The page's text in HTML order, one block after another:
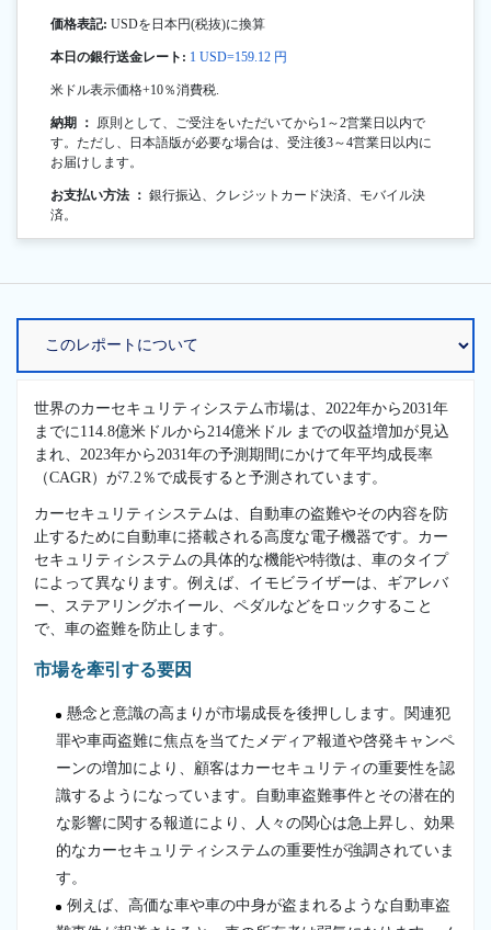
価格表記: USDを日本円(税抜)に換算
本日の銀行送金レート: 1 USD=159.12 円
米ドル表示価格+10％消費税.
納期 ： 原則として、ご受注をいただいてから1～2営業日以内で
す。ただし、日本語版が必要な場合は、受注後3～4営業日以内に
お届けします。
お支払い方法 ： 銀行振込、クレジットカード決済、モバイル決
済。
世界のカーセキュリティシステム市場は、2022年から2031年
までに114.8億米ドルから214億米ドル までの収益増加が見込
まれ、2023年から2031年の予測期間にかけて年平均成長率
（CAGR）が7.2％で成長すると予測されています。
カーセキュリティシステムは、自動車の盗難やその内容を防
止するために自動車に搭載される高度な電子機器です。カー
セキュリティシステムの具体的な機能や特徴は、車のタイプ
によって異なります。例えば、イモビライザーは、ギアレバ
ー、ステアリングホイール、ペダルなどをロックすること
で、車の盗難を防止します。
市場を牽引する要因
懸念と意識の高まりが市場成長を後押しします。関連犯
罪や車両盗難に焦点を当てたメディア報道や啓発キャンペ
ーンの増加により、顧客はカーセキュリティの重要性を認
識するようになっています。自動車盗難事件とその潜在的
な影響に関する報道により、人々の関心は急上昇し、効果
的なカーセキュリティシステムの重要性が強調されていま
す。
例えば、高価な車や車の中身が盗まれるような自動車盗